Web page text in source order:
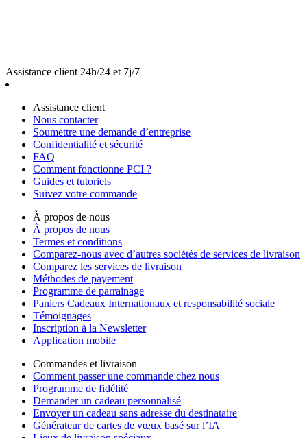
Assistance client 24h/24 et 7j/7
Assistance client
Nous contacter
Soumettre une demande d’entreprise
Confidentialité et sécurité
FAQ
Comment fonctionne PCI ?
Guides et tutoriels
Suivez votre commande
À propos de nous
À propos de nous
Termes et conditions
Comparez-nous avec d’autres sociétés de services de livraison
Comparez les services de livraison
Méthodes de payement
Programme de parrainage
Paniers Cadeaux Internationaux et responsabilité sociale
Témoignages
Inscription à la Newsletter
Application mobile
Commandes et livraison
Comment passer une commande chez nous
Programme de fidélité
Demander un cadeau personnalisé
Envoyer un cadeau sans adresse du destinataire
Générateur de cartes de vœux basé sur l’IA